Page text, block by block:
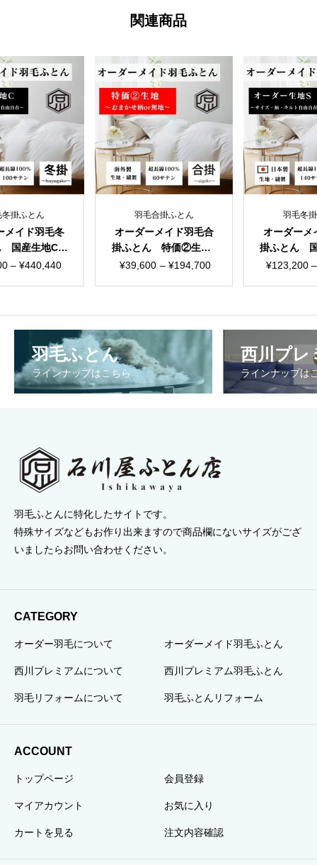
関連商品
掛ふとん
イド羽毛冬
国産生地C
ズ自由自在
– ¥440,440
価
¥96,800
¥440,440
羽毛合掛ふとん
オーダーメイド羽毛合
掛ふとん 特価②生地6
0サテン 選べる３タイ
¥39,600 – ¥194,700
価
¥39,600
¥194,700
羽毛冬掛
オーダーメ
掛ふとん
カスタマイ
¥123,200 –
価
羽毛ふとん
ラインナップはこちら
西川プレ
ラインナップは
羽毛ふとんに特化したサイトです。
特殊サイズなどもお作り出来ますので商品欄にないサイズがござ
いましたらお問い合わせください。
CATEGORY
オーダー羽毛について オーダーメイド羽毛ふとん
西川プレミアムについて 西川プレミアム羽毛ふとん
羽毛リフォームについて 羽毛ふとんリフォーム
ACCOUNT
トップページ 会員登録
マイアカウント お気に入り
カートを見る 注文内容確認